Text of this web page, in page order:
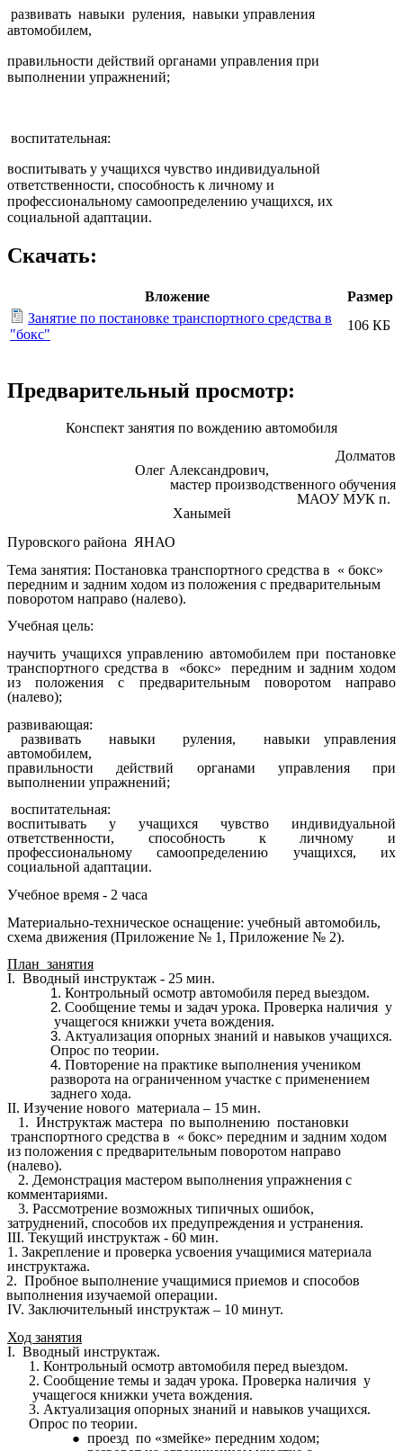
развивать навыки руления, навыки управления
автомобилем,
правильности действий органами управления при
выполнении упражнений;
воспитательная:
воспитывать у учащихся чувство индивидуальной
ответственности, способность к личному и
профессиональному самоопределению учащихся, их
социальной адаптации.
Скачать:
Вложение
Размер
Занятие по постановке транспортного средства в
"бокс"
106 КБ
Предварительный просмотр:
Конспект занятия по вождению автомобиля
Долматов
Олег Александрович,
мастер производственного обучения
МАОУ МУК п.
Ханымей
Пуровского района ЯНАО
Тема занятия: Постановка транспортного средства в « бокс»
передним и задним ходом из положения с предварительным
поворотом направо (налево).
Учебная цель:
научить учащихся управлению автомобилем при постановке
транспортного средства в «бокс» передним и задним ходом
из положения с предварительным поворотом направо
(налево);
развивающая:
развивать навыки руления, навыки управления
автомобилем,
правильности действий органами управления при
выполнении упражнений;
воспитательная:
воспитывать у учащихся чувство индивидуальной
ответственности, способность к личному и
профессиональному самоопределению учащихся, их
социальной адаптации.
Учебное время - 2 часа
Материально-техническое оснащение: учебный автомобиль,
схема движения (Приложение № 1, Приложение № 2).
План занятия
I. Вводный инструктаж - 25 мин.
Контрольный осмотр автомобиля перед выездом.
Сообщение темы и задач урока. Проверка наличия у
учащегося книжки учета вождения.
Актуализация опорных знаний и навыков учащихся.
Опрос по теории.
Повторение на практике выполнения учеником
разворота на ограниченном участке с применением
заднего хода.
II. Изучение нового материала – 15 мин.
1. Инструктаж мастера по выполнению постановки
транспортного средства в « бокс» передним и задним ходом
из положения с предварительным поворотом направо
(налево).
2. Демонстрация мастером выполнения упражнения с
комментариями.
3. Рассмотрение возможных типичных ошибок,
затруднений, способов их предупреждения и устранения.
III. Текущий инструктаж - 60 мин.
1. Закрепление и проверка усвоения учащимися материала
инструктажа.
2. Пробное выполнение учащимися приемов и способов
выполнения изучаемой операции.
IV. Заключительный инструктаж – 10 минут.
Ход занятия
I. Вводный инструктаж.
1. Контрольный осмотр автомобиля перед выездом.
2. Сообщение темы и задач урока. Проверка наличия у
учащегося книжки учета вождения.
3. Актуализация опорных знаний и навыков учащихся.
Опрос по теории.
проезд по «змейке» передним ходом;